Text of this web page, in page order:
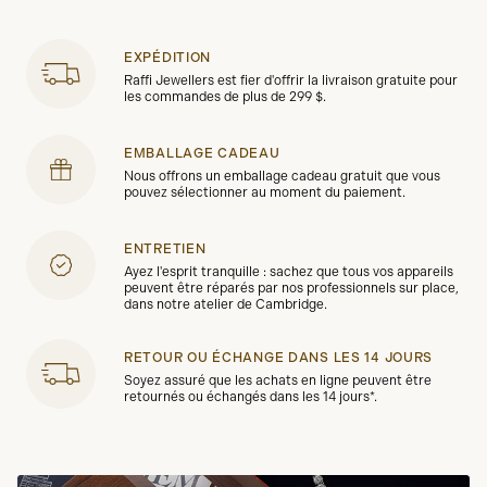
EXPÉDITION
Raffi Jewellers est fier d'offrir la livraison gratuite pour
les commandes de plus de 299 $.
EMBALLAGE CADEAU
Nous offrons un emballage cadeau gratuit que vous
pouvez sélectionner au moment du paiement.
ENTRETIEN
Ayez l'esprit tranquille : sachez que tous vos appareils
peuvent être réparés par nos professionnels sur place,
dans notre atelier de Cambridge.
RETOUR OU ÉCHANGE DANS LES 14 JOURS
Soyez assuré que les achats en ligne peuvent être
retournés ou échangés dans les 14 jours*.